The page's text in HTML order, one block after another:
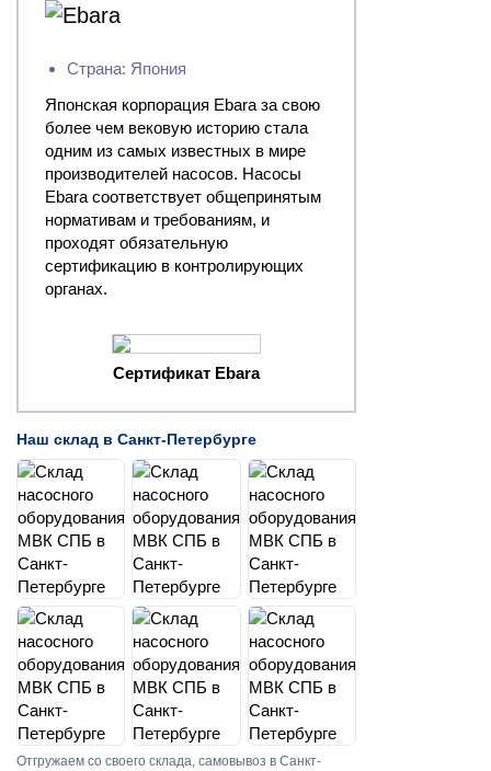
Страна: Япония
Японская корпорация Ebara за свою
более чем вековую историю стала
одним из самых известных в мире
производителей насосов. Насосы
Ebara соответствует общепринятым
нормативам и требованиям, и
проходят обязательную
сертификацию в контролирующих
органах.
Сертификат Ebara
Наш склад в Санкт-Петербурге
Отгружаем со своего склада, самовывоз в Санкт-